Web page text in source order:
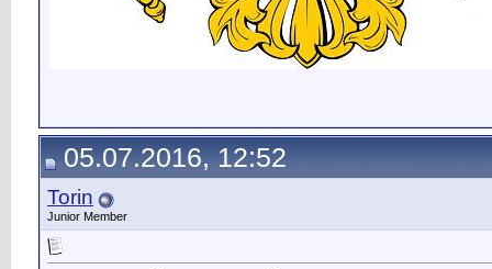
05.07.2016, 12:52
Torin
Junior Member